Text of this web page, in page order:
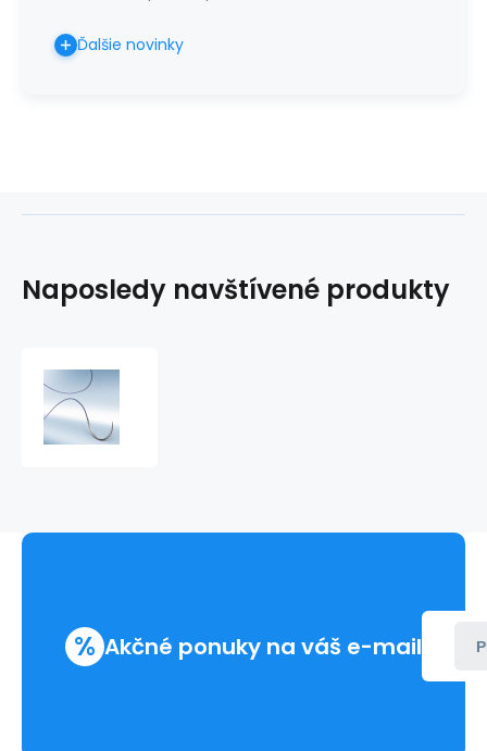
Ďalšie novinky
Naposledy navštívené produkty
(36
% Akčné ponuky na váš e-mail